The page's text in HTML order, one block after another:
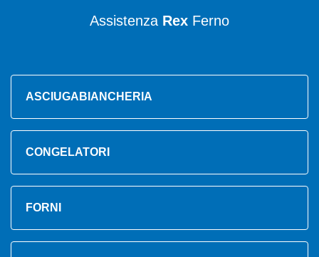
Assistenza Rex Ferno
ASCIUGABIANCHERIA
CONGELATORI
FORNI